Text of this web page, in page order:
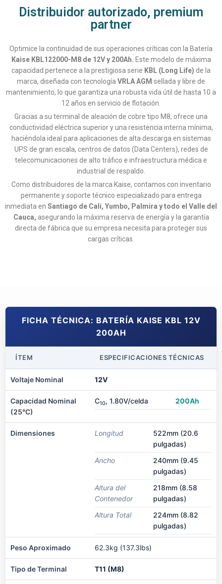
Distribuidor autorizado, premium
partner
Optimice la continuidad de sus operaciones críticas con la Batería
Kaise KBL122000-M8 de 12V y 200Ah. Este modelo de máxima
capacidad pertenece a la prestigiosa serie KBL (Long Life) de la
marca, diseñada con tecnología VRLA AGM sellada y libre de
mantenimiento, lo que garantiza una robusta vida útil de hasta 10 a
12 años en servicio de flotación.
Gracias a su terminal de aleación de cobre tipo M8, ofrece una
conductividad eléctrica superior y una resistencia interna mínima,
haciéndola ideal para aplicaciones de alta descarga en sistemas
UPS de gran escala, centros de datos (Data Centers), redes de
telecomunicaciones de alto tráfico e infraestructura médica e
industrial de respaldo.
Como distribuidores de la marca Kaise, contamos con inventario
permanente y soporte técnico especializado para entrega
inmediata en Santiago de Cali, Yumbo, Palmira y todo el Valle del
Cauca, asegurando la máxima reserva de energía y la garantía
directa de fábrica que su empresa necesita para proteger sus
cargas críticas.
FICHA TÉCNICA: BATERÍA KAISE KBL 12V
200AH
ÍTEM ESPECIFICACIONES TÉCNICAS
Voltaje Nominal 12V
Capacidad Nominal
(25°C)
C10, 1.80V/celda 200Ah
Dimensiones Longitud
522mm (20.6
pulgadas)
Ancho
240mm (9.45
pulgadas)
Altura del
Contenedor
218mm (8.58
pulgadas)
Altura Total
224mm (8.82
pulgadas)
Peso Aproximado 62.3kg (137.3lbs)
Tipo de Terminal T11 (M8)